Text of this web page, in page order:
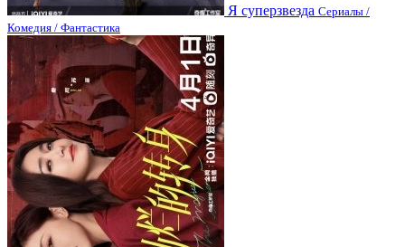
Я суперзвезда Сериалы /
Комедия / Фантастика